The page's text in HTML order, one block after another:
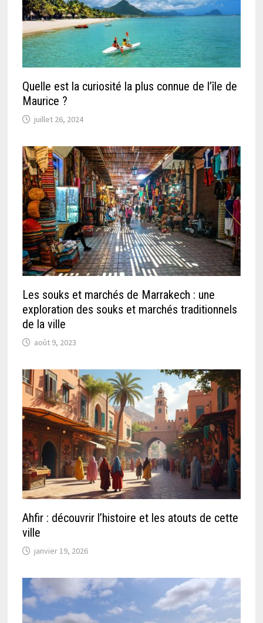
Quelle est la curiosité la plus connue de l’île de
Maurice ?
juillet 26, 2024
Les souks et marchés de Marrakech : une
exploration des souks et marchés traditionnels
de la ville
août 9, 2023
Ahfir : découvrir l’histoire et les atouts de cette
ville
janvier 19, 2026